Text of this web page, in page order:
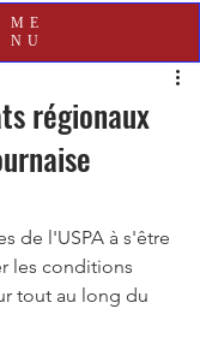
ME
NU
régionaux
de l'USPA à s'être
les conditions
tout au long du